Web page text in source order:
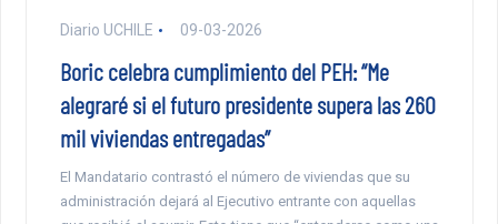
Diario UCHILE 09-03-2026
Boric celebra cumplimiento del PEH: “Me
alegraré si el futuro presidente supera las 260
mil viviendas entregadas”
El Mandatario contrastó el número de viviendas que su
administración dejará al Ejecutivo entrante con aquellas